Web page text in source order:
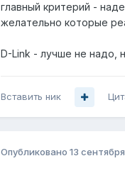
главный критерий -
желательно которые
D-Link - лучше не надо,
Вставить ник
Опубликовано 13